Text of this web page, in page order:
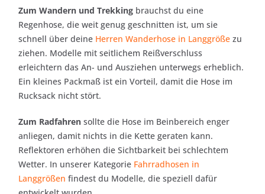
Zum Wandern und Trekking brauchst du eine
Regenhose, die weit genug geschnitten ist, um sie
schnell über deine Herren Wanderhose in Langgröße zu
ziehen. Modelle mit seitlichem Reißverschluss
erleichtern das An- und Ausziehen unterwegs erheblich.
Ein kleines Packmaß ist ein Vorteil, damit die Hose im
Rucksack nicht stört.
Zum Radfahren sollte die Hose im Beinbereich enger
anliegen, damit nichts in die Kette geraten kann.
Reflektoren erhöhen die Sichtbarkeit bei schlechtem
Wetter. In unserer Kategorie Fahrradhosen in
Langgrößen findest du Modelle, die speziell dafür